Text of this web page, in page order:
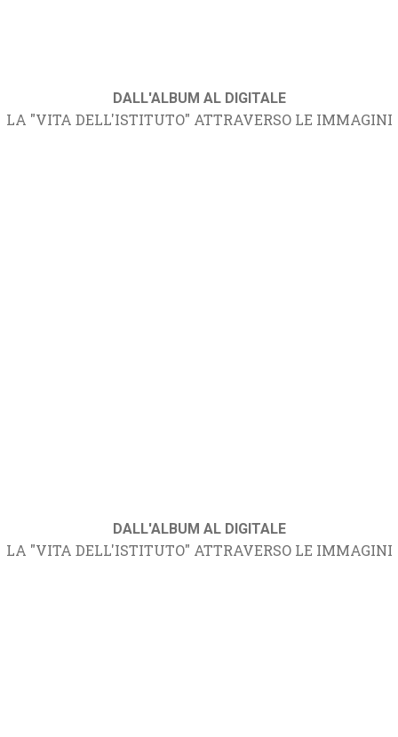
DALL'ALBUM AL DIGITALE
LA "VITA DELL'ISTITUTO" ATTRAVERSO LE IMMAGINI
DALL'ALBUM AL DIGITALE
LA "VITA DELL'ISTITUTO" ATTRAVERSO LE IMMAGINI